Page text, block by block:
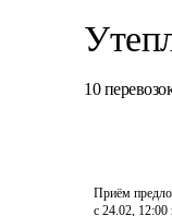
10
Приём
с 24.02,